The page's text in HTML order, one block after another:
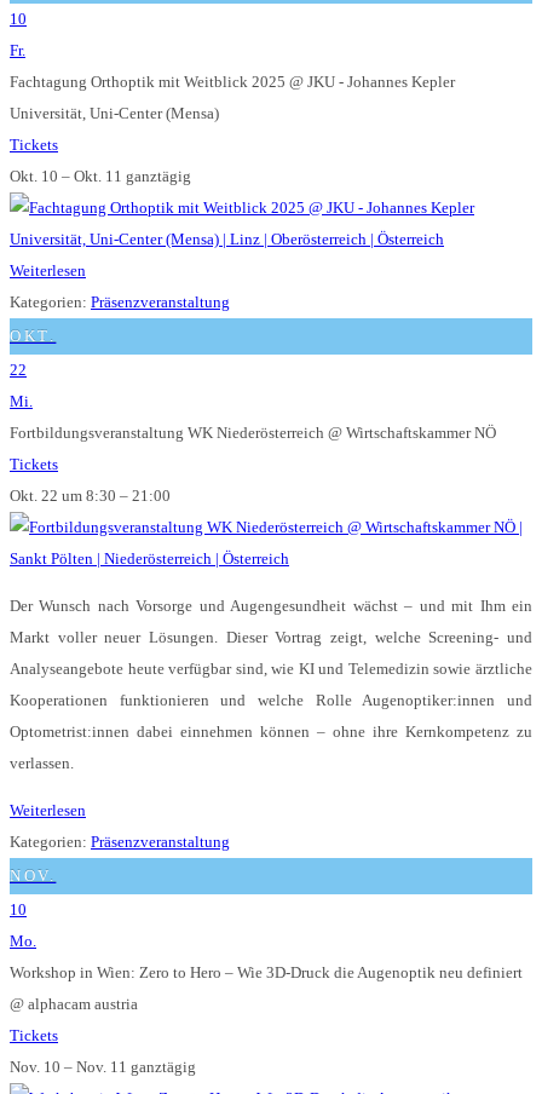
10
Fr.
Fachtagung Orthoptik mit Weitblick 2025 @ JKU - Johannes Kepler
Universität, Uni-Center (Mensa)
Tickets
Okt. 10 – Okt. 11 ganztägig
Weiterlesen
Kategorien: Präsenzveranstaltung
OKT.
22
Mi.
Fortbildungsveranstaltung WK Niederösterreich @ Wirtschaftskammer NÖ
Tickets
Okt. 22 um 8:30 – 21:00
Der Wunsch nach Vorsorge und Augengesundheit wächst – und mit Ihm ein
Markt voller neuer Lösungen. Dieser Vortrag zeigt, welche Screening- und
Analyseangebote heute verfügbar sind, wie KI und Telemedizin sowie ärztliche
Kooperationen funktionieren und welche Rolle Augenoptiker:innen und
Optometrist:innen dabei einnehmen können – ohne ihre Kernkompetenz zu
verlassen.
Weiterlesen
Kategorien: Präsenzveranstaltung
NOV.
10
Mo.
Workshop in Wien: Zero to Hero – Wie 3D-Druck die Augenoptik neu definiert
@ alphacam austria
Tickets
Nov. 10 – Nov. 11 ganztägig